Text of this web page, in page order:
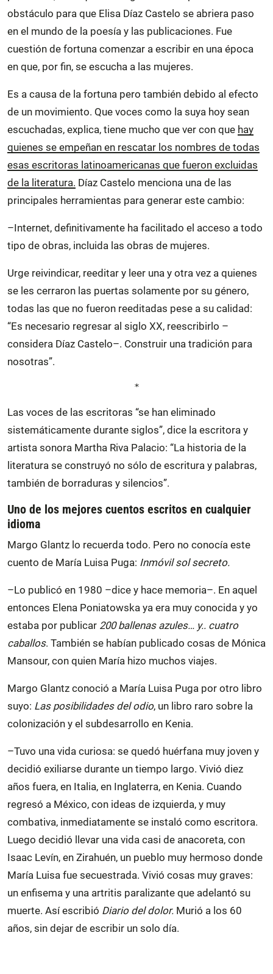
obstáculo para que Elisa Díaz Castelo se abriera paso
en el mundo de la poesía y las publicaciones. Fue
cuestión de fortuna comenzar a escribir en una época
en que, por fin, se escucha a las mujeres.
Es a causa de la fortuna pero también debido al efecto
de un movimiento. Que voces como la suya hoy sean
escuchadas, explica, tiene mucho que ver con que hay
quienes se empeñan en rescatar los nombres de todas
esas escritoras latinoamericanas que fueron excluidas
de la literatura. Díaz Castelo menciona una de las
principales herramientas para generar este cambio:
–Internet, definitivamente ha facilitado el acceso a todo
tipo de obras, incluida las obras de mujeres.
Urge reivindicar, reeditar y leer una y otra vez a quienes
se les cerraron las puertas solamente por su género,
todas las que no fueron reeditadas pese a su calidad:
“Es necesario regresar al siglo XX, reescribirlo –
considera Díaz Castelo–. Construir una tradición para
nosotras”.
*
Las voces de las escritoras “se han eliminado
sistemáticamente durante siglos”, dice la escritora y
artista sonora Martha Riva Palacio: “La historia de la
literatura se construyó no sólo de escritura y palabras,
también de borraduras y silencios”.
Uno de los mejores cuentos escritos en cualquier
idioma
Margo Glantz lo recuerda todo. Pero no conocía este
cuento de María Luisa Puga: Inmóvil sol secreto.
–Lo publicó en 1980 –dice y hace memoria–. En aquel
entonces Elena Poniatowska ya era muy conocida y yo
estaba por publicar 200 ballenas azules… y.. cuatro
caballos. También se habían publicado cosas de Mónica
Mansour, con quien María hizo muchos viajes.
Margo Glantz conoció a María Luisa Puga por otro libro
suyo: Las posibilidades del odio, un libro raro sobre la
colonización y el subdesarrollo en Kenia.
–Tuvo una vida curiosa: se quedó huérfana muy joven y
decidió exiliarse durante un tiempo largo. Vivió diez
años fuera, en Italia, en Inglaterra, en Kenia. Cuando
regresó a México, con ideas de izquierda, y muy
combativa, inmediatamente se instaló como escritora.
Luego decidió llevar una vida casi de anacoreta, con
Isaac Levín, en Zirahuén, un pueblo muy hermoso donde
María Luisa fue secuestrada. Vivió cosas muy graves:
un enfisema y una artritis paralizante que adelantó su
muerte. Así escribió Diario del dolor. Murió a los 60
años, sin dejar de escribir un solo día.